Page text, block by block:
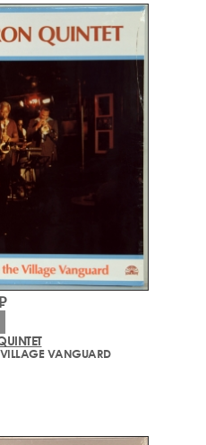
VANGUARD